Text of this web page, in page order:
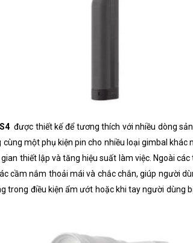
được thiết kế để tương thích với nhiều dòng
một phụ kiện pin cho nhiều loại gimbal
thiết lập và tăng hiệu suất làm việc. Ngoài
cầm nắm thoải mái và chắc chắn, giúp người
điều kiện ẩm ướt hoặc khi tay người dùng